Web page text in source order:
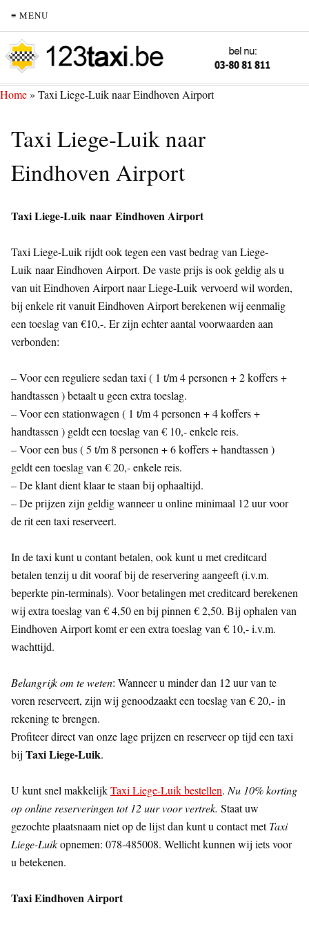
≡ MENU
Home» Taxi Liege-Luik naar Eindhoven Airport
Taxi Liege-Luik naar
Eindhoven Airport
Taxi Liege-Luik naar Eindhoven Airport
Taxi Liege-Luik rijdt ook tegen een vast bedrag van Liege-
Luik naar Eindhoven Airport. De vaste prijs is ook geldig als u
van uit Eindhoven Airport naar Liege-Luik vervoerd wil worden,
bij enkele rit vanuit Eindhoven Airport berekenen wij eenmalig
een toeslag van €10,-. Er zijn echter aantal voorwaarden aan
verbonden:
– Voor een reguliere sedan taxi ( 1 t/m 4 personen + 2 koffers +
handtassen ) betaalt u geen extra toeslag.
– Voor een stationwagen ( 1 t/m 4 personen + 4 koffers +
handtassen ) geldt een toeslag van € 10,- enkele reis.
– Voor een bus ( 5 t/m 8 personen + 6 koffers + handtassen )
geldt een toeslag van € 20,- enkele reis.
– De klant dient klaar te staan bij ophaaltijd.
– De prijzen zijn geldig wanneer u online minimaal 12 uur voor
de rit een taxi reserveert.
In de taxi kunt u contant betalen, ook kunt u met creditcard
betalen tenzij u dit vooraf bij de reservering aangeeft (i.v.m.
beperkte pin-terminals). Voor betalingen met creditcard berekenen
wij extra toeslag van € 4,50 en bij pinnen € 2,50. Bij ophalen van
Eindhoven Airport komt er een extra toeslag van € 10,- i.v.m.
wachttijd.
Belangrijk om te weten: Wanneer u minder dan 12 uur van te
voren reserveert, zijn wij genoodzaakt een toeslag van € 20,- in
rekening te brengen.
Profiteer direct van onze lage prijzen en reserveer op tijd een taxi
bij Taxi Liege-Luik.
U kunt snel makkelijkTaxi Liege-Luik bestellen. Nu 10% korting
op online reserveringen tot 12 uur voor vertrek. Staat uw
gezochte plaatsnaam niet op de lijst dan kunt u contact metTaxi
Liege-Luikopnemen: 078-485008. Wellicht kunnen wij iets voor
u betekenen.
Taxi Eindhoven Airport